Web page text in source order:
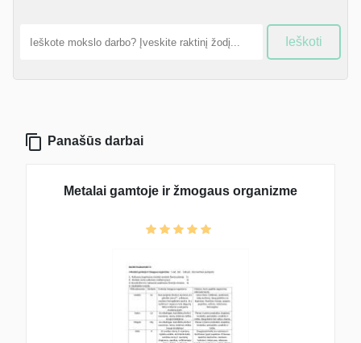
Ieškoti
Panašūs darbai
Metalai gamtoje ir žmogaus organizme